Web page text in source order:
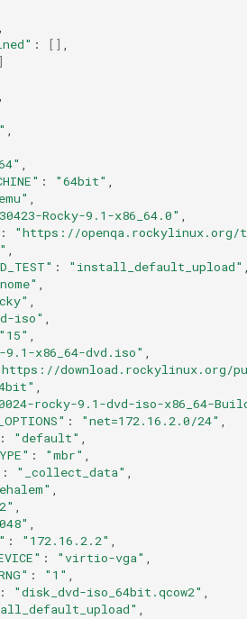
: []
: "64bit"
Rocky-9.1-x86_64.0"
:
"https://openqa.rockylinux.org/
:
"install_default_upload"
iso"
"15"
9.1-x86_64-dvd.iso"
download.rockylinux.org/
rocky-9.1-dvd-iso-x86_64-
: "net=172.16.2.0/24"
: "default"
: "mbr"
: "_collect_data"
: "172.16.2.2"
: "virtio-vga"
: "1"
: "disk_dvd-iso_64bit.qcow2"